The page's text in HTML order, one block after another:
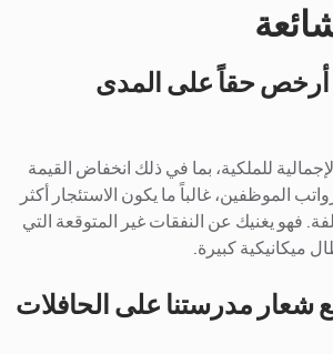
أرخص حقاً على المدى
للملكية، بما في ذلك انخفاض القيمة
الموظفين، غالباً ما يكون الاستئجار أكثر
فهو يغنيك عن النفقات غير المتوقعة التي
ميكانيكية كبيرة.
شعار مدرستنا على الحافلات